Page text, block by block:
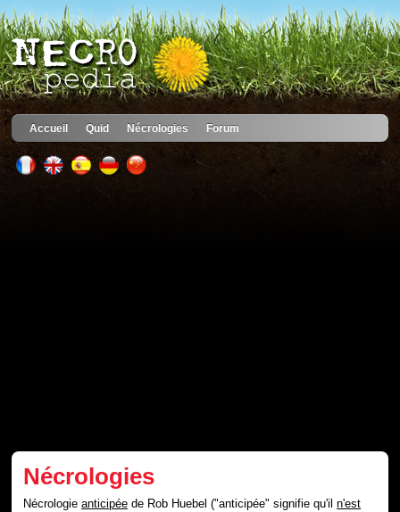
Accueil Quid Nécrologies Forum
Nécrologies
Nécrologieanticipée de Rob Huebel ("anticipée" signifie qu'iln'est